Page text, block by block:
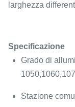
larghezza
Specificazione
Grado di
Stazione